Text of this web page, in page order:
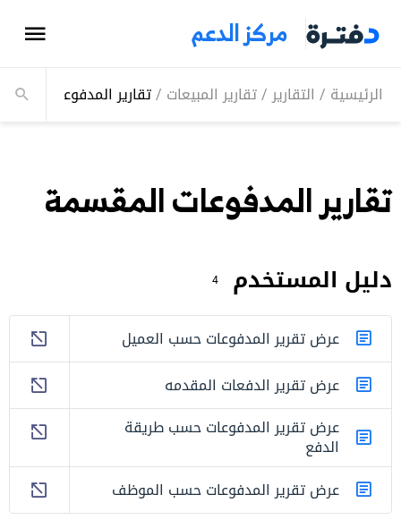
مركز الدعم
الرئيسية / التقارير/تقارير المبيعات /تقارير المدفوعات
تقارير المدفوعات المقسمة
دليل المستخدم 4
عرض تقرير المدفوعات حسب العميل
عرض تقرير الدفعات المقدمه
عرض تقرير المدفوعات حسب طريقة
الدفع
عرض تقرير المدفوعات حسب الموظف